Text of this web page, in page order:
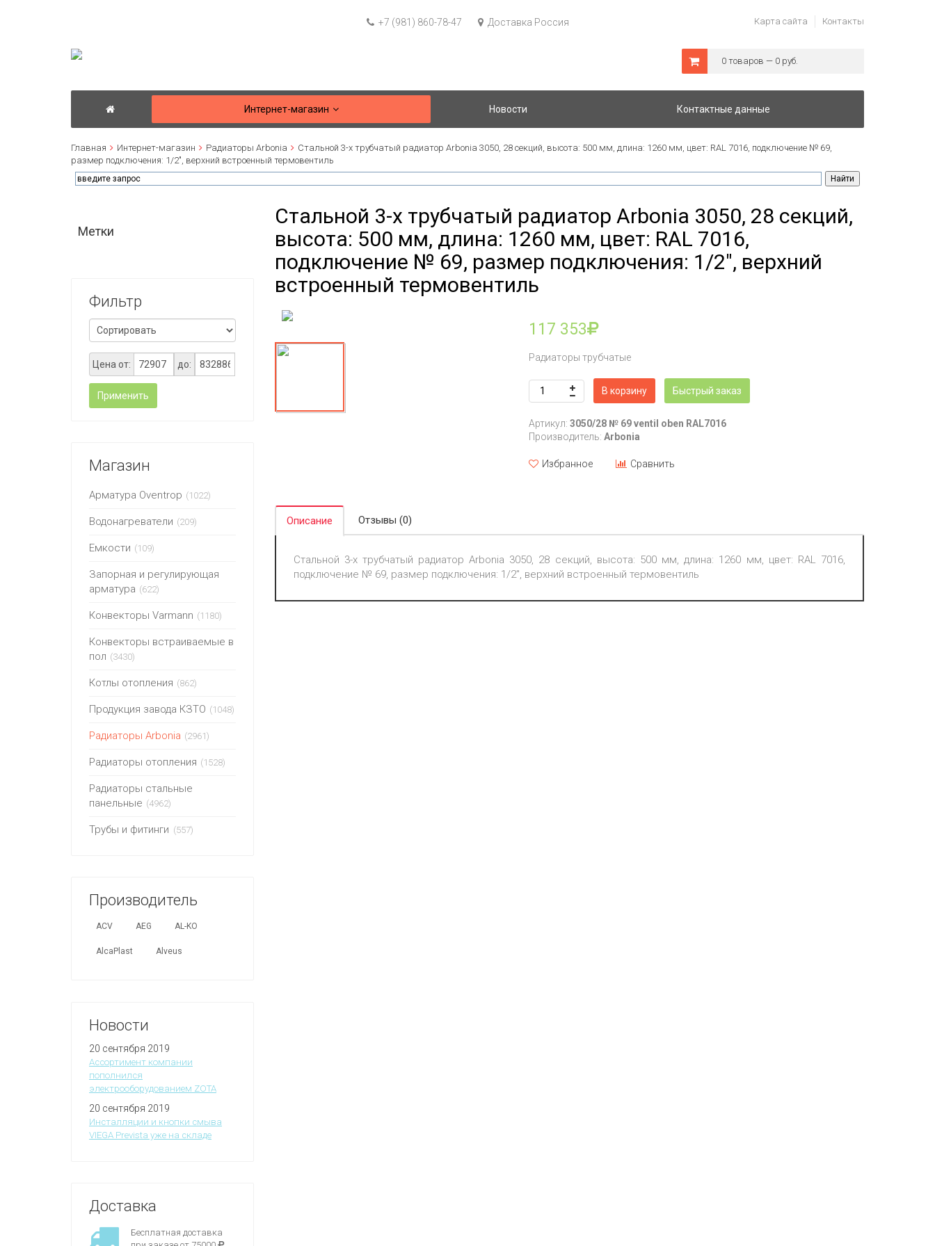
+7 (981) 860-78-47 Доставка Россия Карта сайта Контакты
0 товаров — 0 руб.
Интернет-магазин Новости Контактные данные
Главная Интернет-магазин Радиаторы Arbonia
Стальной 3-х трубчатый радиатор Arbonia 3050, 28 секций, высота: 500 мм, длина: 1260 мм, цвет: RAL 7016, подключение № 69,
размер подключения: 1/2", верхний встроенный термовентиль
Метки
Фильтр
Цена от: до:
Применить
Магазин
Арматура Oventrop (1022)
Водонагреватели (209)
Емкости (109)
Запорная и регулирующая
арматура (622)
Конвекторы Varmann (1180)
Конвекторы встраиваемые в
пол (3430)
Котлы отопления (862)
Продукция завода КЗТО (1048)
Радиаторы Arbonia (2961)
Радиаторы отопления (1528)
Радиаторы стальные
панельные (4962)
Трубы и фитинги (557)
Производитель
ACV AEG AL-KO
AlcaPlast Alveus
Новости
20 сентября 2019
Ассортимент компании
пополнился
электрооборудованием ZOTA
20 сентября 2019
Инсталляции и кнопки смыва
VIEGA Prevista уже на складе
Доставка
Бесплатная доставка
Стальной 3-х трубчатый радиатор Arbonia 3050, 28 секций,
высота: 500 мм, длина: 1260 мм, цвет: RAL 7016,
подключение № 69, размер подключения: 1/2", верхний
встроенный термовентиль
117 353
Радиаторы трубчатые
В корзину Быстрый заказ
Артикул:3050/28 № 69 ventil oben RAL7016
Производитель:Arbonia
Избранное Сравнить
Описание Отзывы (0)
Стальной 3-х трубчатый радиатор Arbonia 3050, 28 секций, высота: 500 мм, длина: 1260 мм, цвет: RAL 7016,
подключение № 69, размер подключения: 1/2", верхний встроенный термовентиль